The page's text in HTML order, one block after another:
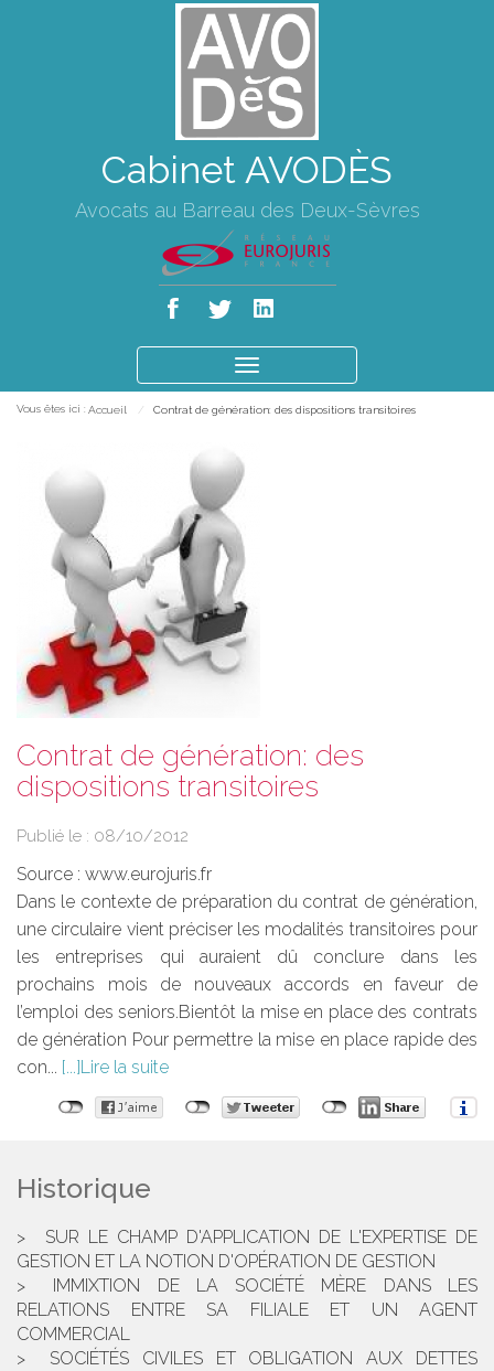
Cabinet AVODÈS
Avocats au Barreau des Deux-Sèvres
le
Vous êtes ici : Accueil Contrat de génération: des dispositions transitoires
Contrat de génération: des
dispositions transitoires
Publié le : 08/10/2012
Source : www.eurojuris.fr
Dans le contexte de préparation du contrat de génération,
une circulaire vient préciser les modalités transitoires pour
les entreprises qui auraient dû conclure dans les
prochains mois de nouveaux accords en faveur de
l’emploi des seniors.Bientôt la mise en place des contrats
de génération Pour permettre la mise en place rapide des
con...
Lire la suite
Historique
SUR LE CHAMP D'APPLICATION DE L'EXPERTISE DE
GESTION ET LA NOTION D'OPÉRATION DE GESTION
IMMIXTION DE LA SOCIÉTÉ MÈRE DANS LES
RELATIONS ENTRE SA FILIALE ET UN AGENT
COMMERCIAL
SOCIÉTÉS CIVILES ET OBLIGATION AUX DETTES